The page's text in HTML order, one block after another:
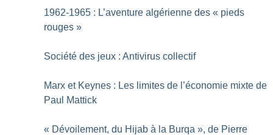
1962-1965 : L’aventure algérienne des « pieds
rouges »
Société des jeux : Antivirus collectif
Marx et Keynes : Les limites de l’économie mixte de
Paul Mattick
« Dévoilement, du Hijab à la Burqa », de Pierre